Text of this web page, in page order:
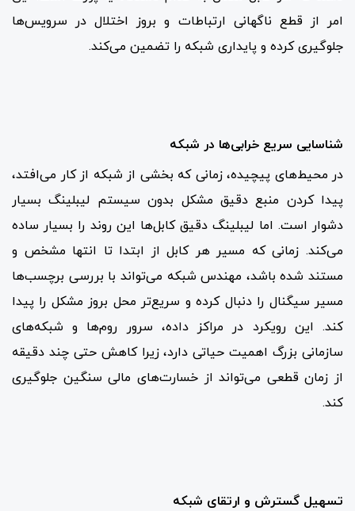
امر از قطع ناگهانی ارتباطات و بروز اختلال در سرویس‌ها
جلوگیری کرده و پایداری شبکه را تضمین می‌کند.
شناسایی سریع خرابی‌ها در شبکه
در محیط‌های پیچیده، زمانی که بخشی از شبکه از کار می‌افتد،
پیدا کردن منبع دقیق مشکل بدون سیستم لیبلینگ بسیار
دشوار است. اما لیبلینگ دقیق کابل‌ها این روند را بسیار ساده
می‌کند. زمانی که مسیر هر کابل از ابتدا تا انتها مشخص و
مستند شده باشد، مهندس شبکه می‌تواند با بررسی برچسب‌ها
مسیر سیگنال را دنبال کرده و سریع‌تر محل بروز مشکل را پیدا
کند. این رویکرد در مراکز داده، سرور روم‌ها و شبکه‌های
سازمانی بزرگ اهمیت حیاتی دارد، زیرا کاهش حتی چند دقیقه
از زمان قطعی می‌تواند از خسارت‌های مالی سنگین جلوگیری
کند.
تسهیل گسترش و ارتقای شبکه